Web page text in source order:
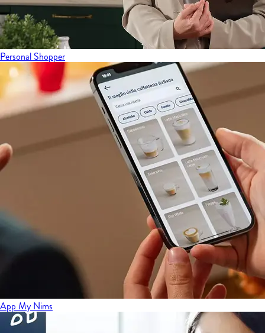
Personal Shopper
App My Nims